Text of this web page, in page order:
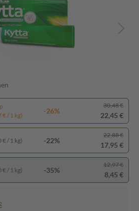
€ / 1 kg)
-26%
30,48 €
22,45 €
€ / 1 kg) -22%
22,88 €
17,95 €
€ / 1 kg) -35%
12,97 €
8,45 €